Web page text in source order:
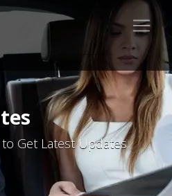
Get Latest Updates